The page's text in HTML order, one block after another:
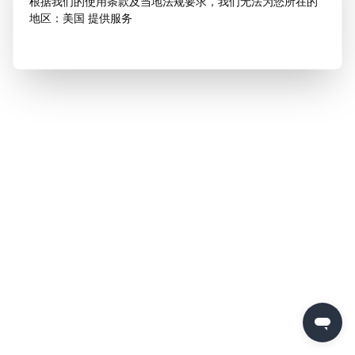
地区：美国 提供服务